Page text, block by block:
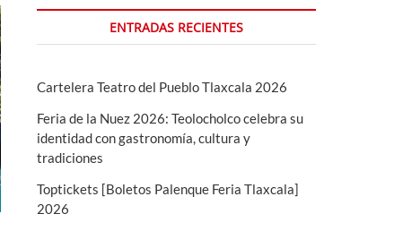
e
ENTRADAS RECIENTES
Cartelera Teatro del Pueblo Tlaxcala 2026
Feria de la Nuez 2026: Teolocholco celebra su
identidad con gastronomía, cultura y
tradiciones
Toptickets [Boletos Palenque Feria Tlaxcala]
2026